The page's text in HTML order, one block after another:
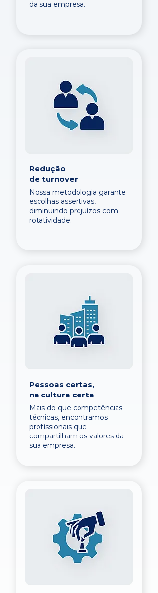
da sua empresa.
Redução
de turnover
Nossa metodologia garante
escolhas assertivas,
diminuindo prejuízos com
rotatividade.
Pessoas certas,
na cultura certa
Mais do que competências
técnicas, encontramos
profissionais que
compartilham os valores da
sua empresa.